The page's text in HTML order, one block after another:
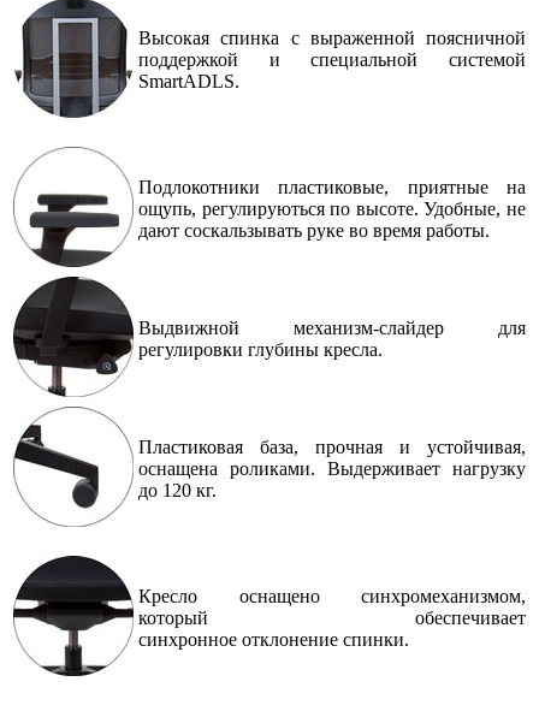
Высокая спинка с выраженной поясничной
поддержкой и специальной системой
SmartADLS.
Подлокотники пластиковые, приятные на
ощупь, регулируються по высоте. Удобные, не
дают соскальзывать руке во время работы.
Выдвижной механизм-слайдер для
регулировки глубины кресла.
Пластиковая база, прочная и устойчивая,
оснащена роликами. Выдерживает нагрузку
до 120 кг.
Кресло оснащено синхромеханизмом,
который обеспечивает
синхронное отклонение спинки.